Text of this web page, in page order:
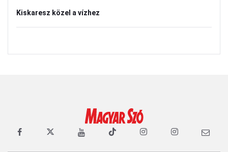
Kiskaresz közel a vízhez